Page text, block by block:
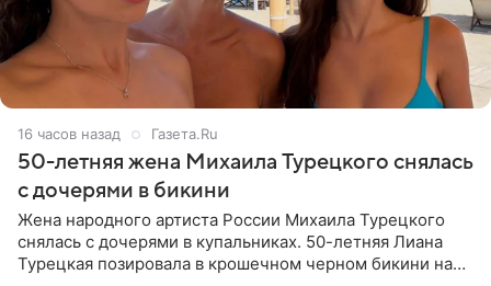
16 часов назад Газета.Ru
50-летняя жена Михаила Турецкого снялась
с дочерями в бикини
Жена народного артиста России Михаила Турецкого
снялась с дочерями в купальниках. 50-летняя Лиана
Турецкая позировала в крошечном черном бикини на